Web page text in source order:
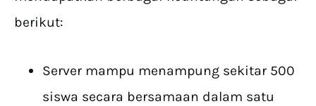
berikut:
Server mampu menampung sekitar 500
siswa secara bersamaan dalam satu